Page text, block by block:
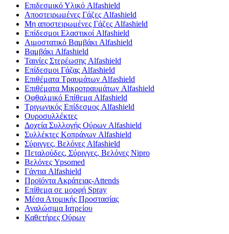
Επιδεσμικό Υλικό Alfashield
Αποστειρωμένες Γάζες Alfashield
Μη αποστειρωμένες Γάζες Alfashield
Επίδεσμοι Ελαστικοί Alfashield
Αιμοστατικό Βαμβάκι Alfashield
Βαμβάκι Alfashield
Ταινίες Στερέωσης Alfashield
Επίδεσμοι Γάζας Alfashield
Επιθέματα Τραυμάτων Alfashield
Επιθέματα Μικροτραυμάτων Alfashield
Οφθαλμικό Eπίθεμα Alfashield
Τριγωνικός Επίδεσμος Alfashield
Ουροσυλλέκτες
Δοχεία Συλλογής Ούρων Alfashield
Συλλέκτες Κοπράνων Alfashield
Σύριγγες, Βελόνες Alfashield
Πεταλούδες, Σύριγγες, Βελόνες Nipro
Βελόνες Ypsomed
Γάντια Alfashield
Προϊόντα Ακράτειας-Attends
Επίθεμα σε μορφή Spray
Μέσα Ατομικής Προστασίας
Αναλώσιμα Ιατρείου
Καθετήρες Ούρων